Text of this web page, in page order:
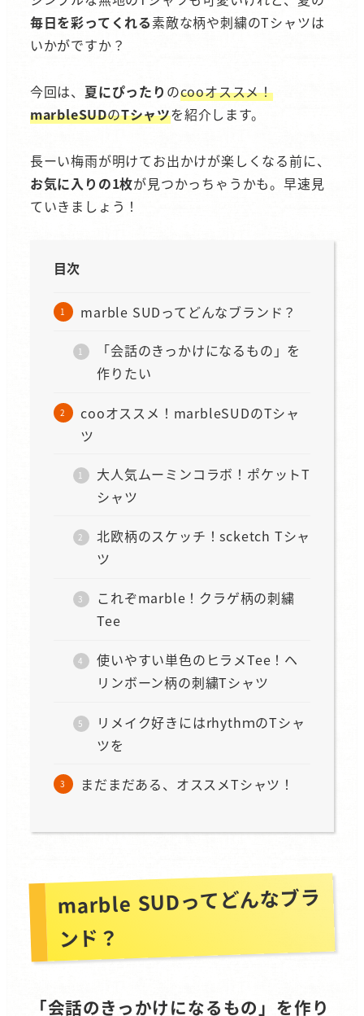
毎日を彩ってくれる素敵な柄や刺繍のTシャツは
いかがですか？
今回は、 夏にぴったり のcooオススメ！
marbleSUDのTシャツを紹介します。
長ーい梅雨が明けてお出かけが楽しくなる前に、
お気に入りの1枚が見つかっちゃうかも。早速見
ていきましょう！
目次
marble SUDってどんなブランド？
「会話のきっかけになるもの」を
作りたい
cooオススメ！marbleSUDのTシャ
ツ
大人気ムーミンコラボ！ポケットT
シャツ
北欧柄のスケッチ！scketch Tシャ
ツ
これぞmarble！クラゲ柄の刺繍
Tee
使いやすい単色のヒラメTee！ヘ
リンボーン柄の刺繍Tシャツ
リメイク好きにはrhythｍのTシャ
ツを
まだまだある、オススメTシャツ！
marble SUDってどんなブラ
ンド？
「会話のきっかけになるもの」を作り